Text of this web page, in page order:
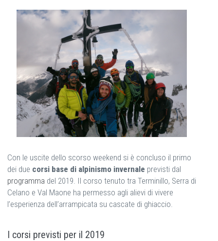
Con le uscite dello scorso weekend si è concluso il primo
dei due corsi base di alpinismo invernale previsti dal
programma del 2019. Il corso tenuto tra Terminillo, Serra di
Celano e Val Maone ha permesso agli alievi di vivere
l’esperienza dell’arrampicata su cascate di ghiaccio.
I corsi previsti per il 2019